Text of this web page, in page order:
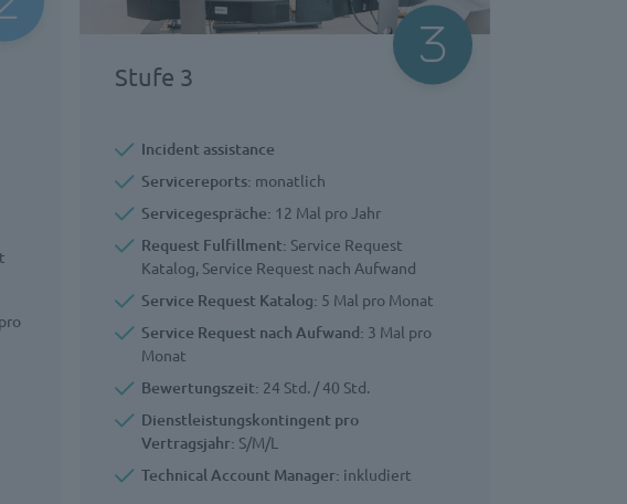
Stufe 3
Incident assistance
Servicereports: monatlich
Servicegespräche: 12 Mal pro Jahr
Request Fulfillment: Service Request
Katalog, Service Request nach Aufwand
Service Request Katalog: 5 Mal pro Monat
Service Request nach Aufwand: 3 Mal pro
Monat
Bewertungszeit: 24 Std. / 40 Std.
Dienstleistungskontingent pro
Vertragsjahr: S/M/L
Technical Account Manager: inkludiert